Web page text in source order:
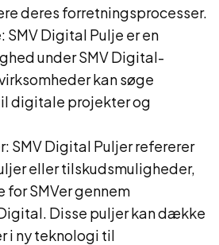
deres forretningsprocesser.
SMV Digital Pulje er en
under SMV Digital-
kan søge
digitale projekter og
SMV Digital Puljer refererer
eller tilskudsmuligheder,
SMVer gennem
Disse puljer kan dække
i ny teknologi til